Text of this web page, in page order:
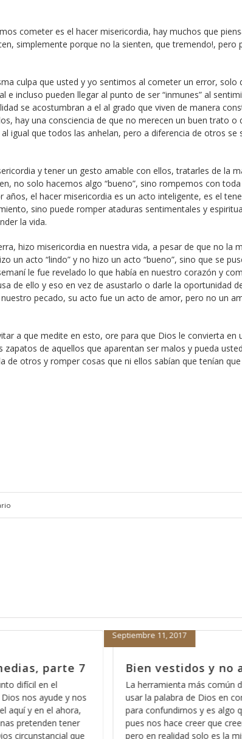
cometer es el hacer misericordia, hay muchos que
simplemente porque no la sienten, que tremendo!, pero
culpa que usted y yo sentimos al cometer un error, solo
incluso pueden llegar al punto de ser “inmunes” al
se acostumbran a el al grado que viven de manera
hay una consciencia de que no merecen un buen trato o
igual que todos las anhelan, pero a diferencia de otros se
y tener un gesto amable con ellos, tratarles de la
no solo hacemos algo “bueno”, sino rompemos con
el hacer misericordia es un acto inteligente, es el
sino puede romper ataduras sentimentales y
la vida.
hizo misericordia en nuestra vida, a pesar de que no la
un acto “lindo” y no hizo un acto “bueno”, sino que se
le fue revelado lo que había en nuestro corazón y
de ello y eso en vez de asustarlo o darle la oportunidad
pecado, su acto fue un acto de amor, pero no un
a que medite en esto, ore para que Dios le convierta en
de aquellos que aparentan ser malos y pueda
de otros y romper cosas que ni ellos sabían que tenían
parte 6
adversario es el
y tergiversarla
todo el tiempo,
en algo verdadero,
palabra de Dios
Bien vestidos y no
Septiembre 8, 2017
La paz para muchos es la
en realidad eso se llama
realidad no tiene que ver con
de factores internos, de
parte de Dios y de lo que